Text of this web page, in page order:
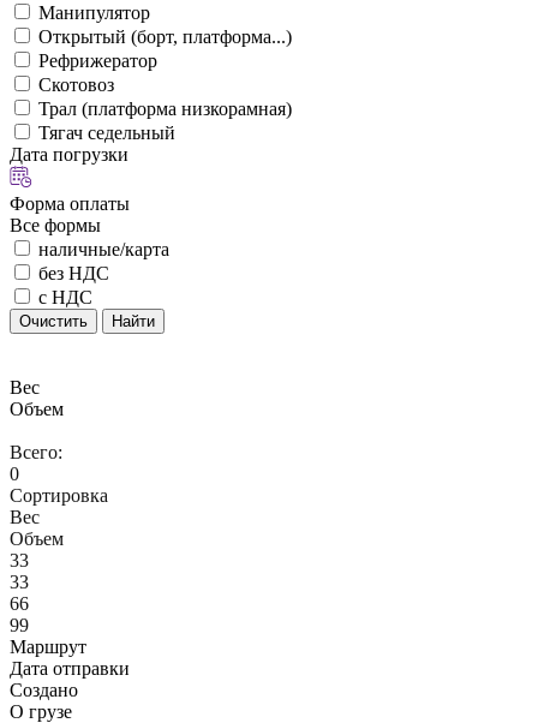
Манипулятор
Открытый (борт, платформа...)
Рефрижератор
Скотовоз
Трал (платформа низкорамная)
Тягач седельный
Дата погрузки
Форма оплаты
Все формы
наличные/карта
без НДС
с НДС
Очистить Найти
Вес
Объем
Всего:
0
Сортировка
Вес
Объем
33
33
66
99
Маршрут
Дата отправки
Создано
О грузе